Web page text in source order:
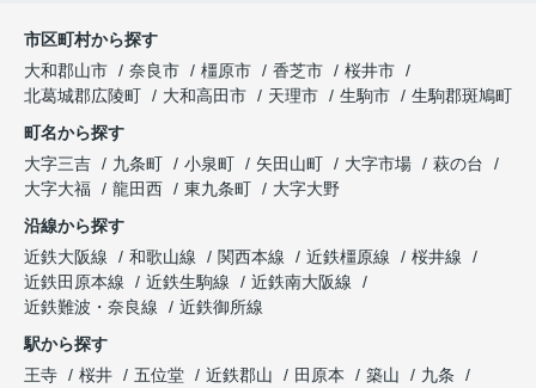
市区町村から探す
大和郡山市
奈良市 橿原市 香芝市
桜井市
北葛城郡広陵町
大和高田市 天理市 生駒市
生駒郡斑鳩町
町名から探す
大字三吉
九条町 小泉町 矢田山町 大字市場
萩の台
大字大福
龍田西 東九条町
大字大野
沿線から探す
近鉄大阪線
和歌山線 関西本線 近鉄橿原線
桜井線
近鉄田原本線
近鉄生駒線
近鉄南大阪線
近鉄難波・奈良線
近鉄御所線
駅から探す
王寺
桜井 五位堂 近鉄郡山 田原本 築山
九条